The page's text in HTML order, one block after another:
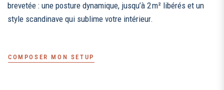
brevetée : une posture dynamique, jusqu’à 2 m² libérés et un
style scandinave qui sublime votre intérieur.
COMPOSER MON SETUP